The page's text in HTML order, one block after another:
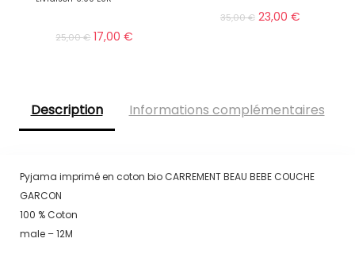
25,00€ 17,00€
35,00€ 23,00 €
Description Informations complémentaires
Pyjama imprimé en coton bio CARREMENT BEAU BEBE COUCHE
GARCON
100 % Coton
male – 12M